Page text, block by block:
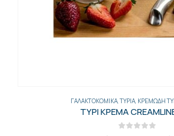
ΓΑΛΑΚΤΟΚΟΜΙΚΆ,ΤΥΡΙΆ, ΚΡΕΜΏΔΗ
ΤΥΡΙ ΚΡΕΜΑ